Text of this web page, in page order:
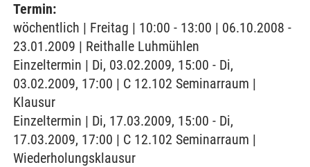
Termin:
wöchentlich | Freitag | 10:00 - 13:00 | 06.10.2008 -
23.01.2009 | Reithalle Luhmühlen
Einzeltermin | Di, 03.02.2009, 15:00 - Di,
03.02.2009, 17:00 | C 12.102 Seminarraum |
Klausur
Einzeltermin | Di, 17.03.2009, 15:00 - Di,
17.03.2009, 17:00 | C 12.102 Seminarraum |
Wiederholungsklausur